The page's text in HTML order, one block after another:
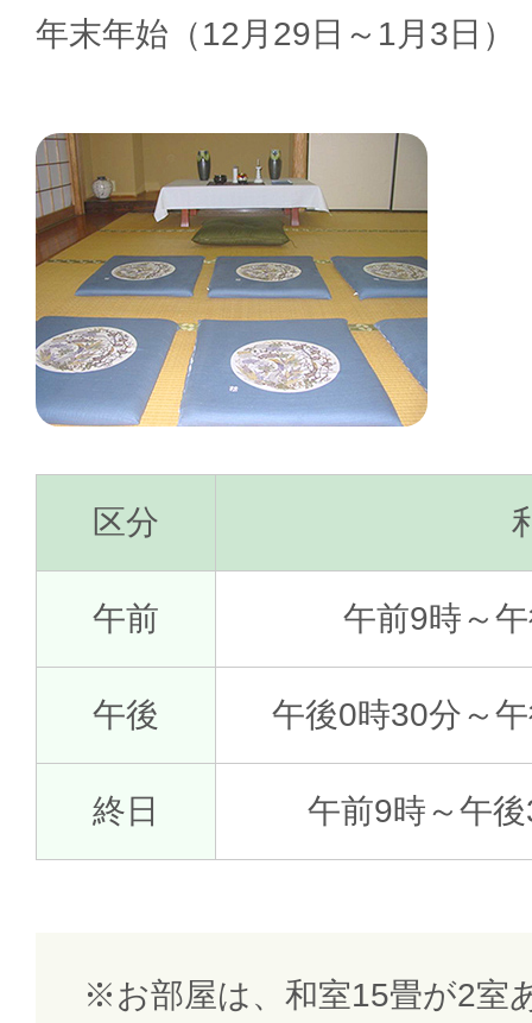
年末年始（12月29日～1月3日）
区分
午前 午前9時～
午後 午後0時30分～
終日 午前9時～午
お部屋は、和室15畳が2室